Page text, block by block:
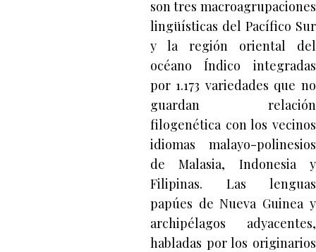
son tres macroagrupaciones
lingüísticas del Pacífico Sur
y la región oriental del
océano Índico integradas
por 1.173 variedades que no
guardan relación
filogenética con los vecinos
idiomas malayo-polinesios
de Malasia, Indonesia y
Filipinas. Las lenguas
papúes de Nueva Guinea y
archipélagos adyacentes,
habladas por los originarios